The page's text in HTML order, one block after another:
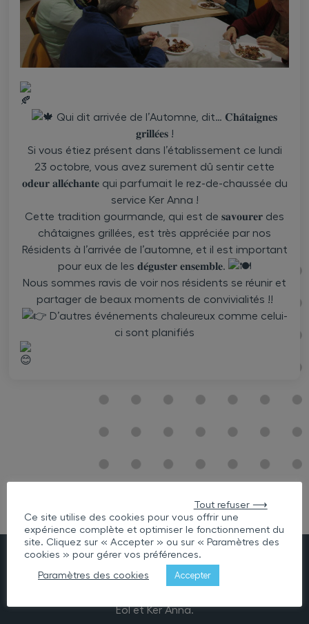
Qui dit arrivée de l’Automne, dit… 𝐂𝐡𝐚̂𝐭𝐚𝐢𝐠𝐧𝐞𝐬
𝐠𝐫𝐢𝐥𝐥𝐞́𝐞𝐬 !
Si vous étiez présent dans l’établissement ce lundi
23 octobre, vous avez surement dû sentir cette
𝐨𝐝𝐞𝐮𝐫 𝐚𝐥𝐥𝐞́𝐜𝐡𝐚𝐧𝐭𝐞 qui parfumait le rez-de-chaussée du
service Ker Anna !
Cette tradition gourmande, qui est de 𝐬𝐚𝐯𝐨𝐮𝐫𝐞𝐫 des
châtaignes grillées, est très appréciée par nos
Résidents à l’arrivée de l’automne, et il est important
pour eux de les 𝐝𝐞́𝐠𝐮𝐬𝐭𝐞𝐫 𝐞𝐧𝐬𝐞𝐦𝐛𝐥𝐞.
Nous sommes ravis de voir nos résidents se réunir et
partager de beaux moments de convivialités !!
D’autres événements chaleureux comme celui-
ci sont planifiés
L’association Lann Eol comporte 176 lits d’hébergement
Eol et Ker Anna.
Tout refuser ⟶
Ce site utilise des cookies pour vous offrir une
expérience complète et optimiser le fonctionnement du
site. Cliquez sur « Accepter » ou sur « Paramètres des
cookies » pour gérer vos préférences.
Paramètres des cookies
Accepter